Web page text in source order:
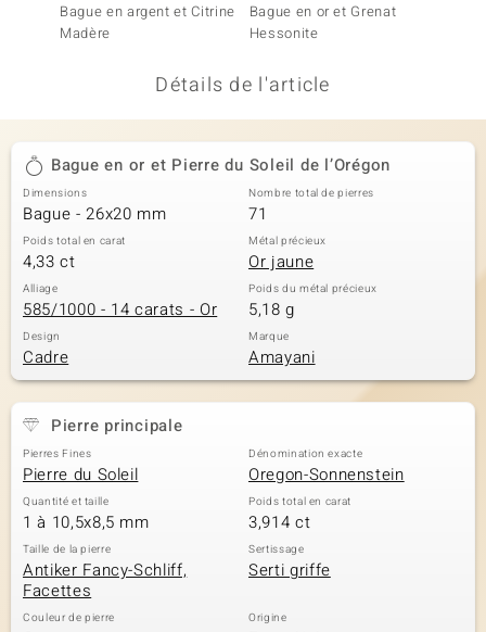
Bague en argent et Citrine
Madère
Bague en or et Grenat
Hessonite
Détails de l'article
Bague en or et Pierre du Soleil de l’Orégon
Dimensions
Bague - 26x20 mm
Nombre total de pierres
71
Poids total en carat
4,33 ct
Métal précieux
Or jaune
Alliage
585/1000 - 14 carats - Or
Poids du métal précieux
5,18 g
Design
Cadre
Marque
Amayani
Pierre principale
Pierres Fines
Pierre du Soleil
Dénomination exacte
Oregon-Sonnenstein
Quantité et taille
1 à 10,5x8,5 mm
Poids total en carat
3,914 ct
Taille de la pierre
Antiker Fancy-Schliff,
Facettes
Sertissage
Serti griffe
Couleur de pierre Origine